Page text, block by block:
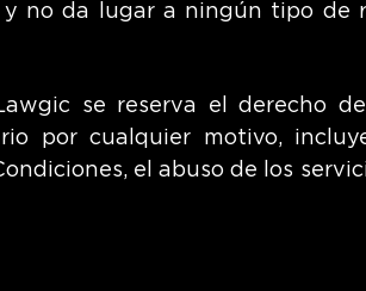
no da lugar a ningún tipo de
se reserva el derecho
por cualquier motivo,
el abuso de los